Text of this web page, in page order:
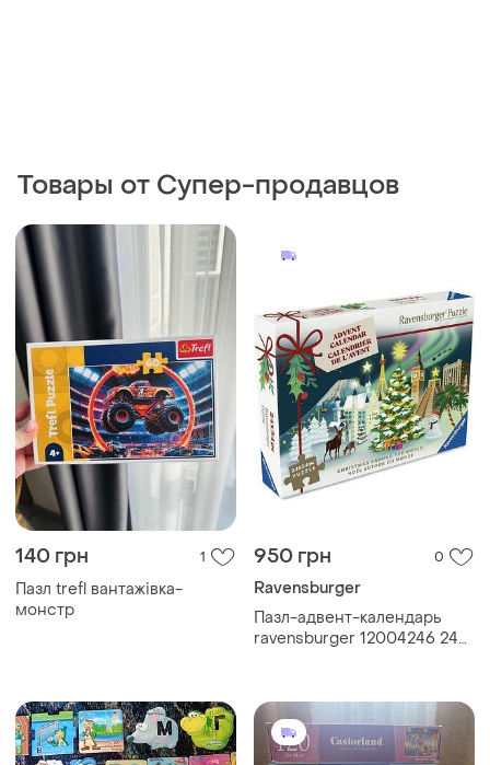
Товары от Супер-продавцов
140 грн 1
Пазл trefl вантажівка-
монстр
950 грн 0
Ravensburger
Пазл-адвент-календарь
ravensburger 12004246 24
и детей в возрасте от 12
лет